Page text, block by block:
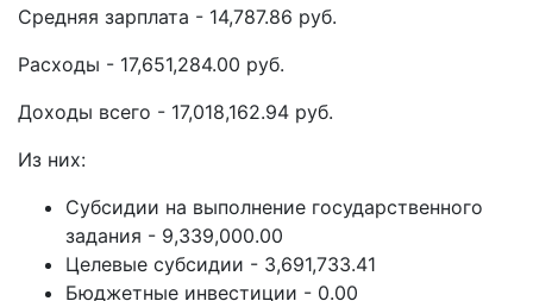
Средняя зарплата - 14,787.86 руб.
Расходы - 17,651,284.00 руб.
Доходы всего - 17,018,162.94 руб.
Из них:
Субсидии на выполнение государственного
задания - 9,339,000.00
Целевые субсидии - 3,691,733.41
Бюджетные инвестиции - 0.00